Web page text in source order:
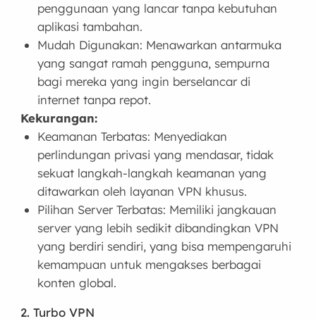
penggunaan yang lancar tanpa kebutuhan
aplikasi tambahan.
Mudah Digunakan: Menawarkan antarmuka
yang sangat ramah pengguna, sempurna
bagi mereka yang ingin berselancar di
internet tanpa repot.
Kekurangan:
Keamanan Terbatas: Menyediakan
perlindungan privasi yang mendasar, tidak
sekuat langkah-langkah keamanan yang
ditawarkan oleh layanan VPN khusus.
Pilihan Server Terbatas: Memiliki jangkauan
server yang lebih sedikit dibandingkan VPN
yang berdiri sendiri, yang bisa mempengaruhi
kemampuan untuk mengakses berbagai
konten global.
2. Turbo VPN